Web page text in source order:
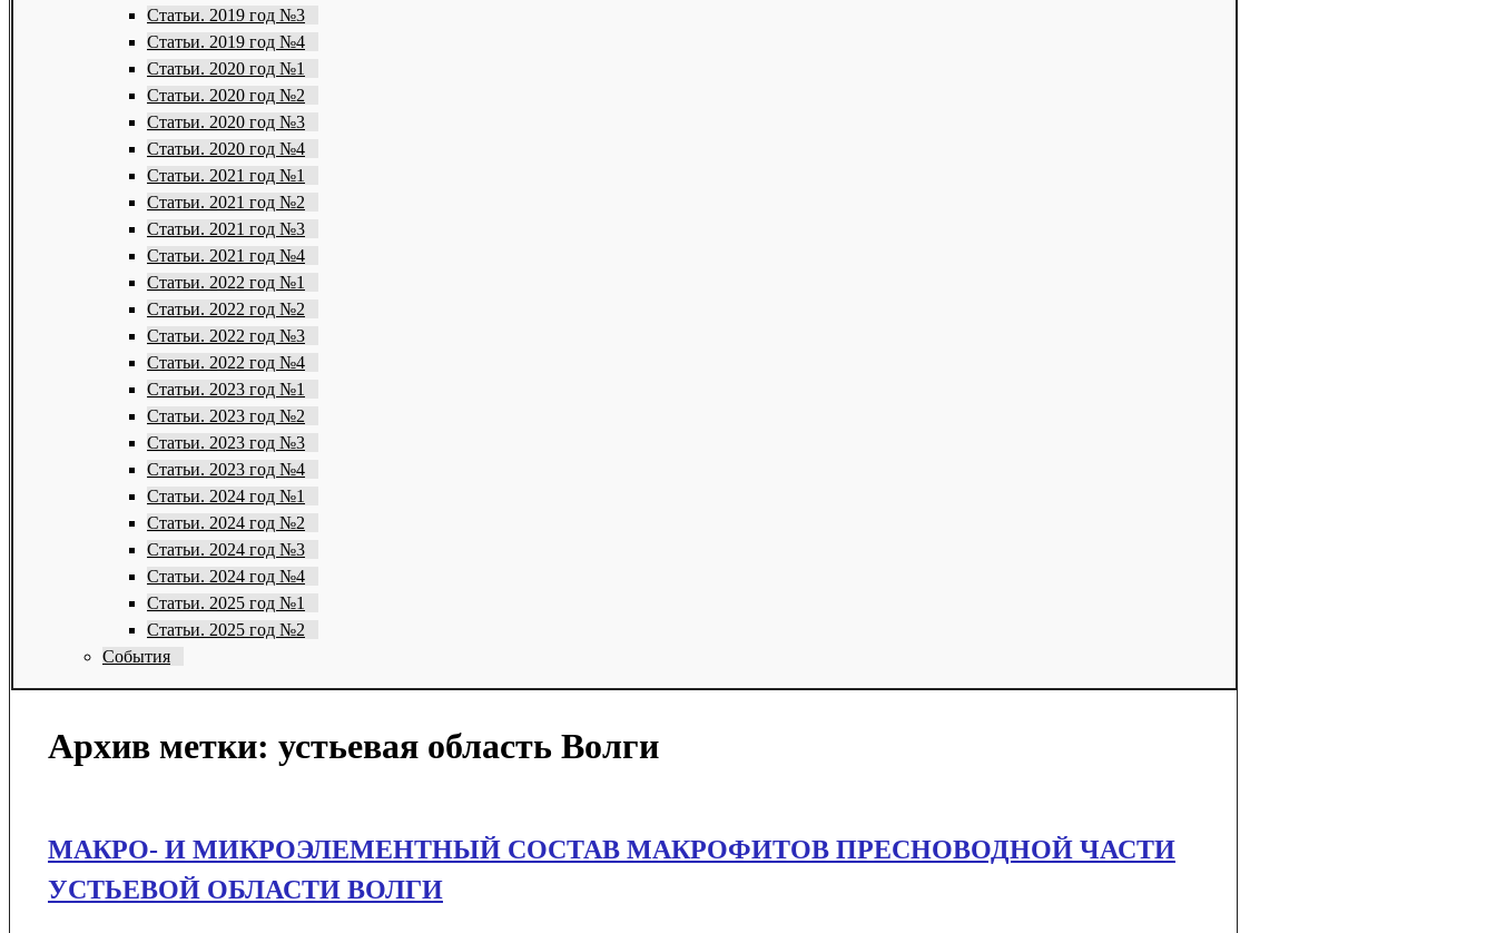
Статьи. 2019 год №3
Статьи. 2019 год №4
Статьи. 2020 год №1
Статьи. 2020 год №2
Статьи. 2020 год №3
Статьи. 2020 год №4
Статьи. 2021 год №1
Статьи. 2021 год №2
Статьи. 2021 год №3
Статьи. 2021 год №4
Статьи. 2022 год №1
Статьи. 2022 год №2
Статьи. 2022 год №3
Статьи. 2022 год №4
Статьи. 2023 год №1
Статьи. 2023 год №2
Статьи. 2023 год №3
Статьи. 2023 год №4
Статьи. 2024 год №1
Статьи. 2024 год №2
Статьи. 2024 год №3
Статьи. 2024 год №4
Статьи. 2025 год №1
Статьи. 2025 год №2
События
Архив метки: устьевая область Волги
МАКРО- И МИКРОЭЛЕМЕНТНЫЙ СОСТАВ МАКРОФИТОВ ПРЕСНОВОДНОЙ ЧАСТИ
УСТЬЕВОЙ ОБЛАСТИ ВОЛГИ